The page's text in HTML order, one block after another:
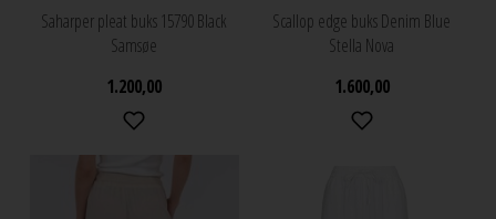
Saharper pleat buks 15790 Black
Samsøe
1.200,00
Scallop edge buks Denim Blue
Stella Nova
1.600,00